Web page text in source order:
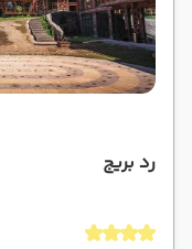
رد بریج